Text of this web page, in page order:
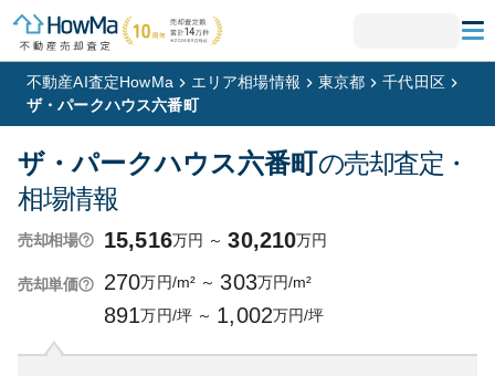
不動産AI査定HowMa エリア相場情報 東京都
千代田区
ザ・パークハウス六番町
ザ・パークハウス六番町の売却査定・
相場情報
売却相場 15,516万円 ～ 30,210万円
売却単価 270万円/m² ～ 303万円/m²
891万円/坪 ～ 1,002万円/坪